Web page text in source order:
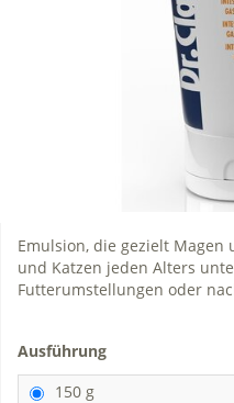
Emulsion, die gezielt
und Katzen jeden Alters
Futterumstellungen oder
Ausführung
150 g